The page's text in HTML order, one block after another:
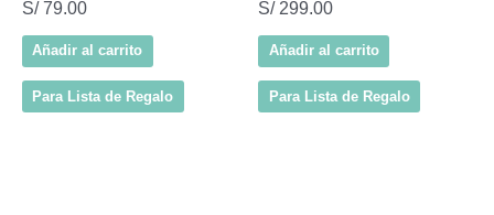
S/79.00
Añadir al carrito
Para Lista de Regalo
S/299.00
Añadir al carrito
Para Lista de Regalo